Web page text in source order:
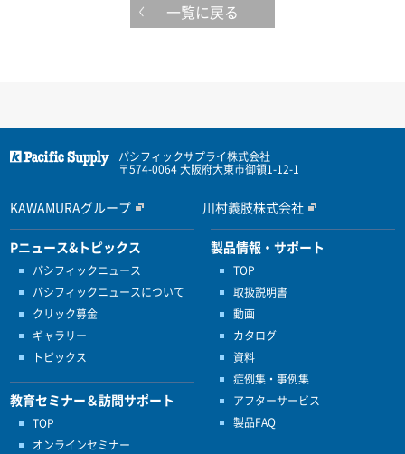
一覧に戻る
パシフィックサプライ株式会社
〒574-0064 大阪府大東市御領1-12-1
KAWAMURAグループ 川村義肢株式会社
Pニュース&トピックス
パシフィックニュース
パシフィックニュースについて
クリック募金
ギャラリー
トピックス
教育セミナー＆訪問サポート
TOP
オンラインセミナー
製品情報・サポート
TOP
取扱説明書
動画
カタログ
資料
症例集・事例集
アフターサービス
製品FAQ